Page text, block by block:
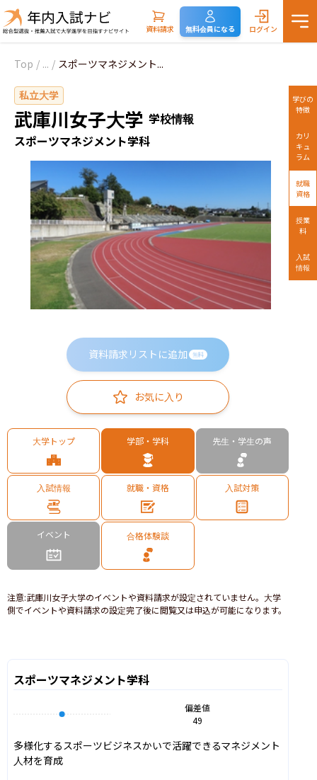
資料請求 無料会員になる ログイン
Top / ... / スポーツマネジメント...
私立大学
武庫川女子大学 学校情報
スポーツマネジメント学科
資料請求リストに追加 無料
お気に入り
大学トップ 学部・学科 先生・学生の声
入試情報 就職・資格 入試対策
イベント 合格体験談
注意:武庫川女子大学のイベントや資料請求が設定されていません。大学
側でイベントや資料請求の設定完了後に閲覧又は申込が可能になります。
スポーツマネジメント学科
偏差値
49
多様化するスポーツビジネスかいで活躍できるマネジメント
人材を育成
学びの
特徴
カリ
キュ
ラム
就職
資格
授業
料
入試
情報